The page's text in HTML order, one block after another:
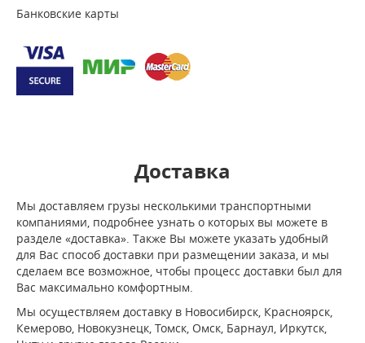
Банковские карты
Доставка
Мы доставляем грузы несколькими транспортными
компаниями, подробнее узнать о которых вы можете в
разделе «доставка». Также Вы можете указать удобный
для Вас способ доставки при размещении заказа, и мы
сделаем все возможное, чтобы процесс доставки был для
Вас максимально комфортным.
Мы осуществляем доставку в Новосибирск, Красноярск,
Кемерово, Новокузнецк, Томск, Омск, Барнаул, Иркутск,